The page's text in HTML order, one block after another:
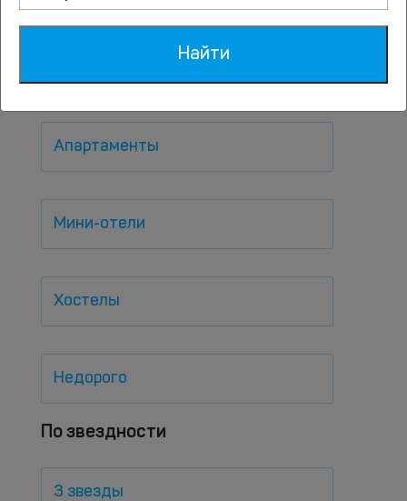
Популярные варианты
размещений
По типам
Апартаменты
Мини-отели
Хостелы
Недорого
По звездности
3 звезды
Найти